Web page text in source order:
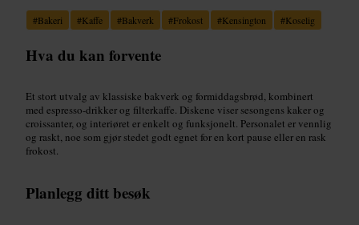
#Bakeri #Kaffe #Bakverk #Frokost #Kensington #Koselig
Hva du kan forvente
Et stort utvalg av klassiske bakverk og formiddagsbrød, kombinert
med espresso-drikker og filterkaffe. Diskene viser sesongens kaker og
croissanter, og interiøret er enkelt og funksjonelt. Personalet er vennlig
og raskt, noe som gjør stedet godt egnet for en kort pause eller en rask
frokost.
Planlegg ditt besøk